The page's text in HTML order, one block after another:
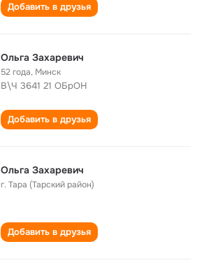
Добавить в друзья
Ольга Захаревич
52 года, Минск
В\Ч 3641 21 ОБрОН
Добавить в друзья
Ольга Захаревич
г. Тара (Тарский район)
Добавить в друзья